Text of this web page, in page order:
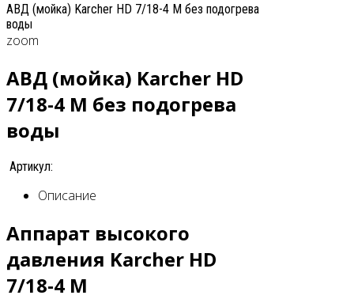
АВД (мойка) Karcher HD 7/18-4 M без подогрева
воды
zoom
АВД (мойка) Karcher HD
7/18-4 M без подогрева
воды
Артикул:
Описание
Аппарат высокого
давления Karcher HD
7/18-4 M